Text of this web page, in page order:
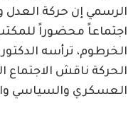
الرسمي إن حركة العدل
اجتماعاً محضوراً
الخرطوم، ترأسه
الحركة ناقش الاجتماع
العسكري والسياسي